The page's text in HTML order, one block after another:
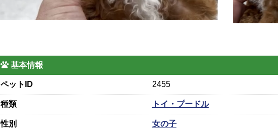
基本情報
ペットID 2455
種類 トイ・プードル
性別 女の子